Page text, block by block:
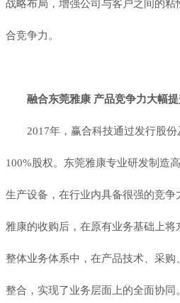
战略布局，增强公司与客户之间的
合竞争力。
融合东莞雅康 产品竞争力大幅
2017年，赢合科技通过发行股
100%股权。东莞雅康专业研发制造
生产设备，在行业内具备很强的竞
雅康的收购后，在原有业务基础上将
整体业务体系中，在产品技术、采
整合，实现了业务层面上的全面协